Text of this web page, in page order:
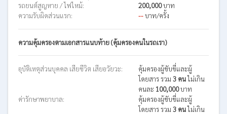
รถยนต์สูญหาย / ไฟไหม้:
200,000บาท
ความรับผิดส่วนแรก:
--บาท/ครั้ง
ความคุ้มครองตามเอกสารแนบท้าย (คุ้มครองคนในรถเรา)
อุบัติเหตุส่วนบุคคล เสียชีวิต เสียอวัยวะ:
คุ้มครองผู้ขับขี่และผู้
โดยสาร รวม 3 คนไม่เกิน
คนละ 100,000บาท
ค่ารักษาพยาบาล:
คุ้มครองผู้ขับขี่และผู้
โดยสาร รวม 3 คนไม่เกิน